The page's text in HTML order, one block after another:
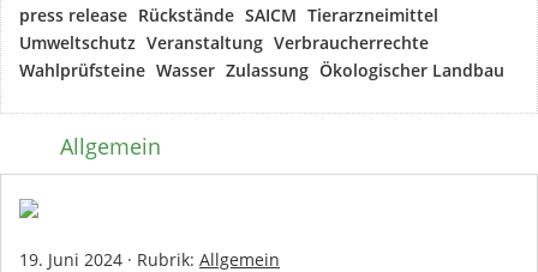
press release Rückstände SAICM Tierarzneimittel
Umweltschutz Veranstaltung Verbraucherrechte
Wahlprüfsteine Wasser Zulassung Ökologischer Landbau
Allgemein
19. Juni 2024 · Rubrik: Allgemein